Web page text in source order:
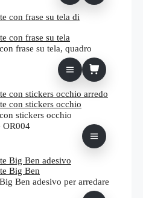
frase su tela, quadro
stickers occhio
OR004
Ben adesivo per arredare